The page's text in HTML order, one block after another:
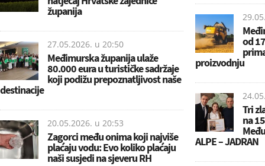
županija
27.05.2026. u 20:50
Međimurska županija ulaže
80.000 eura u turističke sadržaje
koji podižu prepoznatljivost naše
destinacije
20.05.2026. u 20:53
Zagorci među onima koji najviše
plaćaju vodu: Evo koliko plaćaju
naši susjedi na sjeveru RH
od
proizvodnju
Tri
na
ALPE – JADRAN